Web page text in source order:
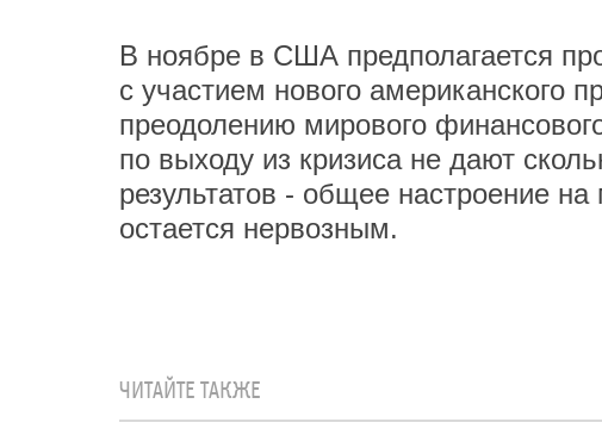
В ноябре в США предполагается
с участием нового американского
преодолению мирового
по выходу из кризиса не дают
результатов - общее настроение
остается нервозным.
ЧИТАЙТЕ ТАКЖЕ